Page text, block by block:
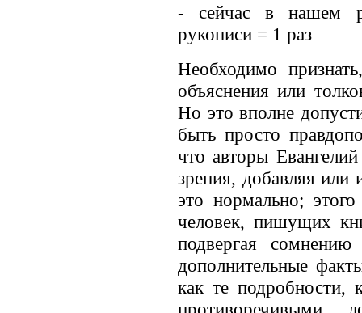
- сейчас в нашем
рукописи = 1 раз
Необходимо
объяснения или
Но это вполне
быть просто
что авторы
зрения, добавляя или
это нормально;
человек, пишущих
подвергая
дополнительные
как те подробности,